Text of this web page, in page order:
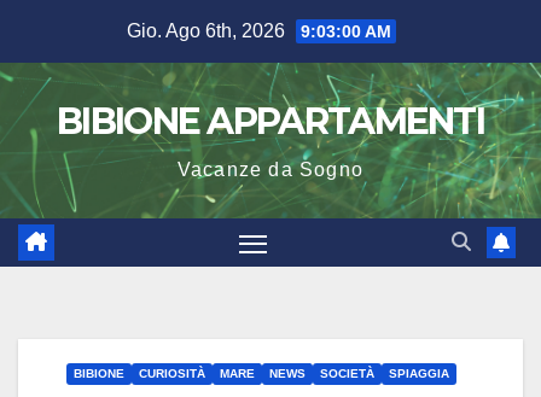
contenuto
Gio. Ago 6th, 2026 9:03:01 AM
BIBIONE APPARTAMENTI
Vacanze da Sogno
BIBIONE CURIOSITÀ MARE NEWS SOCIETÀ SPIAGGIA